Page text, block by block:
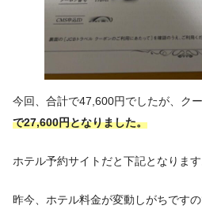
今回、合計で47,600円でしたが、ク
で27,600円となりました。
ホテル予約サイトだと下記となります
昨今、ホテル料金が変動しがちです